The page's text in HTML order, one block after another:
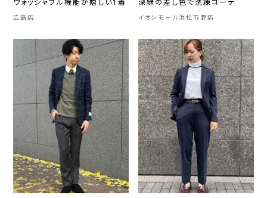
ウォッシャブル機能が嬉しい1着
広島店
深緑の差し色で洗練コーデ
イオンモール浜松市野店